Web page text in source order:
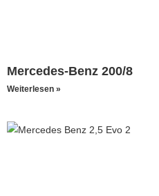
Mercedes-Benz 200/8
Weiterlesen »